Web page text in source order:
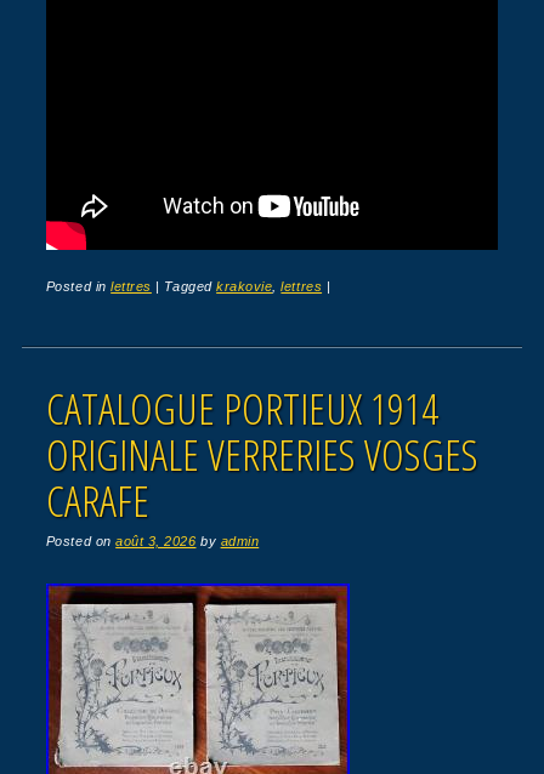
Posted inlettres Taggedkrakovie,lettres
CATALOGUE PORTIEUX 1914
ORIGINALE VERRERIES VOSGES
CARAFE
Posted onaoût 3, 2026 by admin